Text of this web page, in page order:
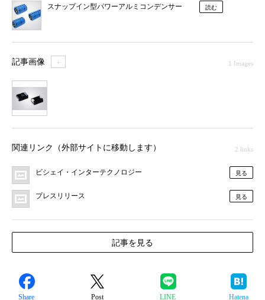
スナップイン型パワーアルミコンデンサー 読む
記事画像 ＋ 1 Images
関連リンク（外部サイトに移動します） 2 links
ビシェイ・インターテクノロジー 見る
プレスリリース 見る
記事を見る
Share Post LINE Hatena